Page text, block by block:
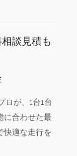
談見積も
ロが、1台1台
に合わせた最
快適な走行を